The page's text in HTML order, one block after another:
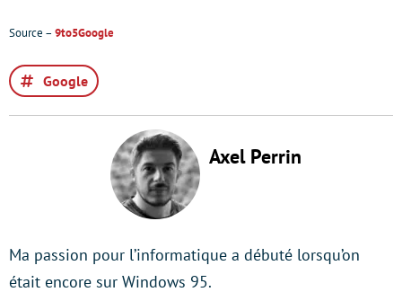
Source – 9to5Google
Google
Axel Perrin
Ma passion pour l’informatique a débuté lorsqu’on
était encore sur Windows 95.